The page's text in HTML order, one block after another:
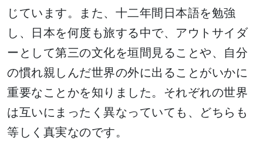
じています。また、十二年間日本語を勉強
し、日本を何度も旅する中で、アウトサイダ
ーとして第三の文化を垣間見ることや、自分
の慣れ親しんだ世界の外に出ることがいかに
重要なことかを知りました。それぞれの世界
は互いにまったく異なっていても、どちらも
等しく真実なのです。